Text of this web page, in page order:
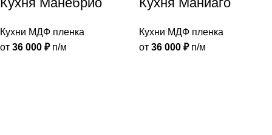
Кухни МДФ пленка
от 36 000 ₽п/м
Кухни МДФ пленка
от 36 000 ₽п/м